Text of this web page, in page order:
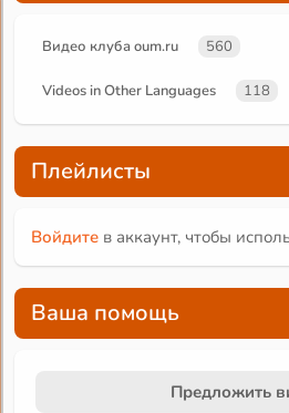
Видео клуба oum.ru 560
Videos in Other Languages 118
Плейлисты
Войдите в аккаунт, чтобы
Ваша помощь
Предложить